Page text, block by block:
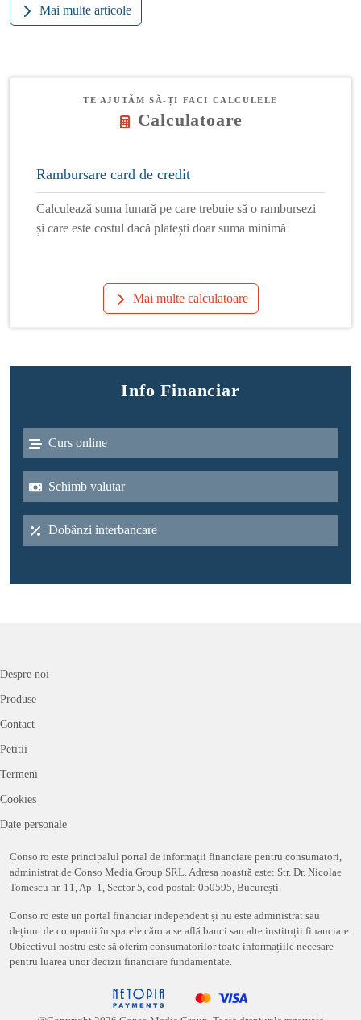
Mai multe articole
TE AJUTĂM SĂ-ȚI FACI CALCULELE
Calculatoare
Rambursare card de credit
Calculează suma lunară pe care trebuie să o rambursezi
și care este costul dacă platești doar suma minimă
Mai multe calculatoare
Info Financiar
Curs online
Schimb valutar
Dobânzi interbancare
Despre noi
Produse
Contact
Petitii
Termeni
Cookies
Date personale
Conso.ro este principalul portal de informații financiare pentru consumatori,
administrat de Conso Media Group SRL. Adresa noastră este: Str. Dr. Nicolae
Tomescu nr. 11, Ap. 1, Sector 5, cod postal: 050595, București.
Conso.ro este un portal financiar independent și nu este administrat sau
deținut de companii în spatele cărora se află banci sau alte instituții financiare.
Obiectivul nostru este să oferim consumatorilor toate informațiile necesare
pentru luarea unor decizii financiare fundamentate.